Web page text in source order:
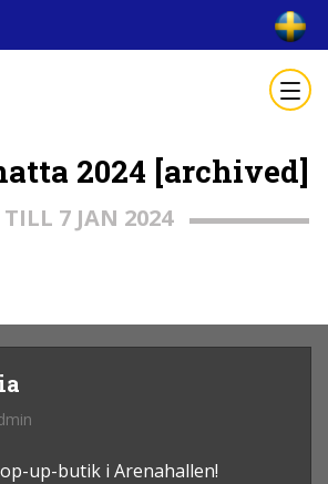
2024 [archived]
7 JAN 2024
up-butik i Arenahallen!